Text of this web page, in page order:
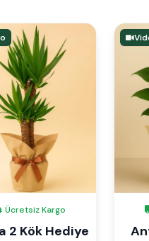
Ücretsiz Kargo
2 Kök Hediye